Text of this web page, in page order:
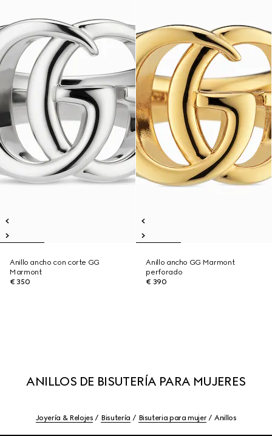
Anillo ancho con corte GG
Marmont
€ 350
Anillo ancho GG Marmont
perforado
€ 390
ANILLOS DE BISUTERÍA PARA MUJERES
Joyería & Relojes Bisutería Bisuteria para mujer Anillos